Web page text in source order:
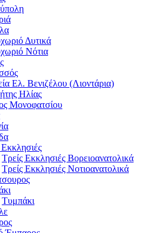
Δυτικά
Νότια
Ελ. Βενιζέλου (Λιοντάρια)
Ηλίας
Μονοφατσίου
Εκκλησιές
Τρείς Εκκλησιές Βορειοανατολικά
Τρείς Εκκλησιές Νοτιοανατολικά
Τυμπάκι